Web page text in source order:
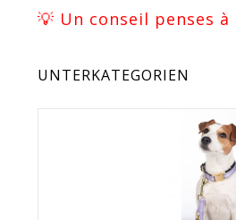
💡 Un conseil penses
UNTERKATEGORIEN